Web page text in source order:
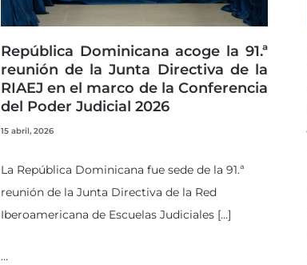
República Dominicana acoge la 91.ª
reunión de la Junta Directiva de la
RIAEJ en el marco de la Conferencia
del Poder Judicial 2026
15 abril, 2026
La República Dominicana fue sede de la 91.ª
reunión de la Junta Directiva de la Red
Iberoamericana de Escuelas Judiciales […]
…